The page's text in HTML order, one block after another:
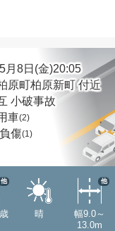
月8日(金)20:05
原町柏原新町 付近
小破事故
車(2)
負傷(1)
他
晴
幅9.0～
13.0m
他